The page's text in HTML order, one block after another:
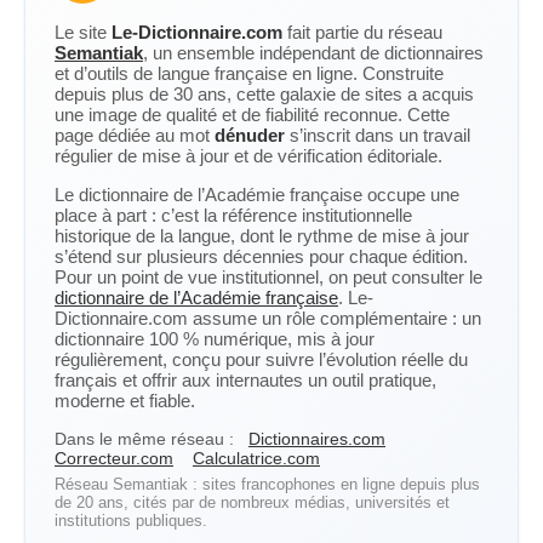
Le site Le-Dictionnaire.com fait partie du réseau
Semantiak, un ensemble indépendant de dictionnaires
et d’outils de langue française en ligne. Construite
depuis plus de 30 ans, cette galaxie de sites a acquis
une image de qualité et de fiabilité reconnue. Cette
page dédiée au mot dénuder s’inscrit dans un travail
régulier de mise à jour et de vérification éditoriale.
Le dictionnaire de l’Académie française occupe une
place à part : c’est la référence institutionnelle
historique de la langue, dont le rythme de mise à jour
s’étend sur plusieurs décennies pour chaque édition.
Pour un point de vue institutionnel, on peut consulter le
dictionnaire de l’Académie française. Le-
Dictionnaire.com assume un rôle complémentaire : un
dictionnaire 100 % numérique, mis à jour
régulièrement, conçu pour suivre l’évolution réelle du
français et offrir aux internautes un outil pratique,
moderne et fiable.
Dans le même réseau :
Dictionnaires.com
Correcteur.com
Calculatrice.com
Réseau Semantiak : sites francophones en ligne depuis plus
de 20 ans, cités par de nombreux médias, universités et
institutions publiques.